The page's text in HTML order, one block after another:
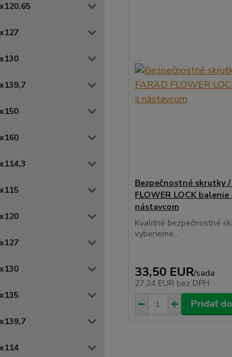
Bezpečnostné skrutky /
FLOWER LOCK balenie
nástavcom
Kvalitné bezpečnostné
vyberieme...
33,50 EUR/sada
27,24 EUR bez DPH
Pridať